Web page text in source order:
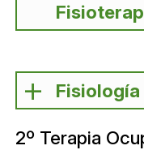
Fisiología
2º Terapia